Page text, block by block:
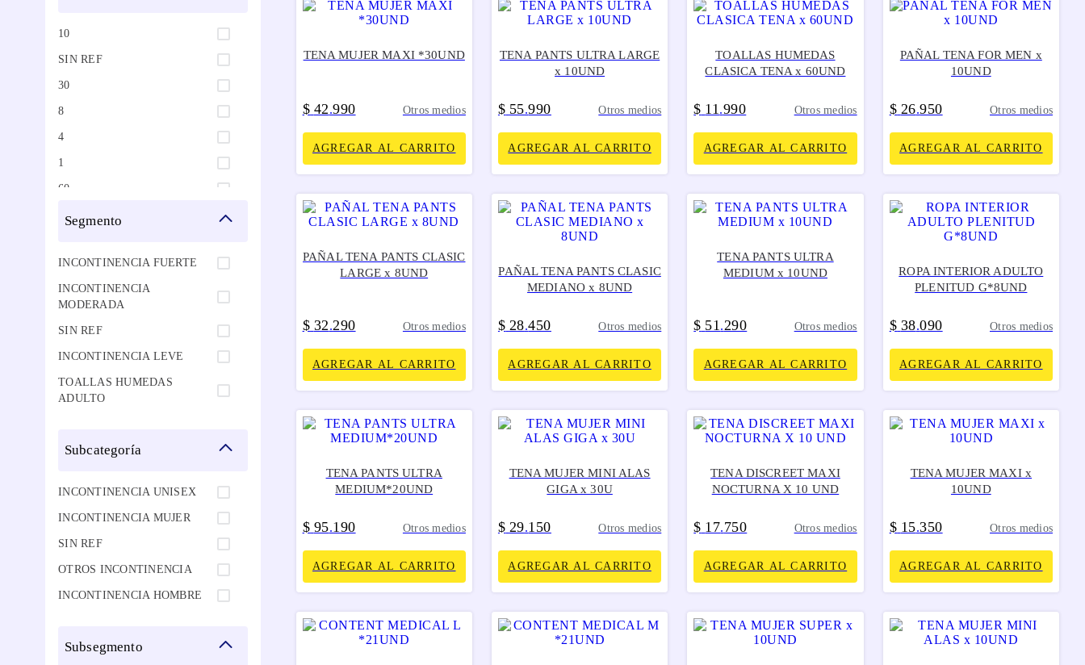
10
SIN REF
30
8
4
1
60
20segmento
INCONTINENCIA FUERTE
INCONTINENCIA
MODERADA
SIN REF
INCONTINENCIA LEVE
TOALLAS HUMEDAS
ADULTO
subcategoría
INCONTINENCIA UNISEX
INCONTINENCIA MUJER
SIN REF
OTROS INCONTINENCIA
INCONTINENCIA HOMBRE
subsegmento
TENA MUJER MAXI *30UND
$ 42.990 Otros medios
AGREGAR AL CARRITO
TENA PANTS ULTRA LARGE
x 10UND
$ 55.990 Otros medios
AGREGAR AL CARRITO
TOALLAS HUMEDAS
CLASICA TENA x 60UND
$ 11 .990 Otros medios
AGREGAR AL CARRITO
PAÑAL TENA FOR MEN x
10UND
$ 26.950 Otros medios
AGREGAR AL CARRITO
PAÑAL TENA PANTS CLASIC
LARGE x 8UND
$ 32.290 Otros medios
AGREGAR AL CARRITO
PAÑAL TENA PANTS CLASIC
MEDIANO x 8UND
$ 28.450 Otros medios
AGREGAR AL CARRITO
TENA PANTS ULTRA
MEDIUM x 10UND
$ 51 .290 Otros medios
AGREGAR AL CARRITO
ROPA INTERIOR ADULTO
PLENITUD G*8UND
$ 38.090 Otros medios
AGREGAR AL CARRITO
TENA PANTS ULTRA
MEDIUM*20UND
$ 95.190 Otros medios
AGREGAR AL CARRITO
TENA MUJER MINI ALAS
GIGA x 30U
$ 29.150 Otros medios
AGREGAR AL CARRITO
TENA DISCREET MAXI
NOCTURNA X 10 UND
$ 17.750 Otros medios
AGREGAR AL CARRITO
TENA MUJER MAXI x
10UND
$ 15.350 Otros medios
AGREGAR AL CARRITO